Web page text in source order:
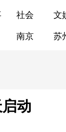
社会 文
南京 苏
动